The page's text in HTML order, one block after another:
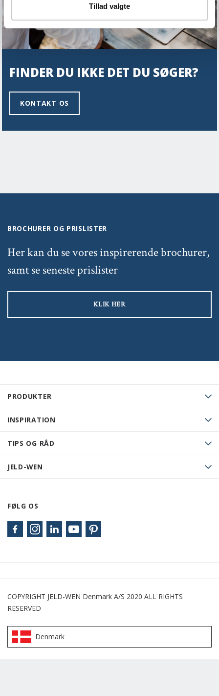
Tillad valgte
FINDER DU IKKE DET DU SØGER?
KONTAKT OS
PRODUKTER
INSPIRATION
TIPS OG RÅD
JELD-WEN
FØLG OS
BROCHURER OG PRISLISTER
Her kan du se vores inspirerende brochurer,
samt se seneste prislister
KLIK HER
COPYRIGHT JELD-WEN Denmark A/S 2020 ALL RIGHTS
RESERVED
Denmark